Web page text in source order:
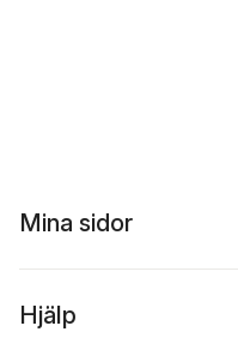
Mina sidor
Hjälp